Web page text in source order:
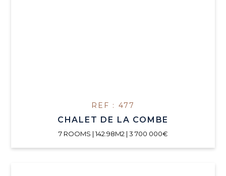
REF : 477
CHALET DE LA COMBE
7 ROOMS | 142.98M2 | 3 700 000€